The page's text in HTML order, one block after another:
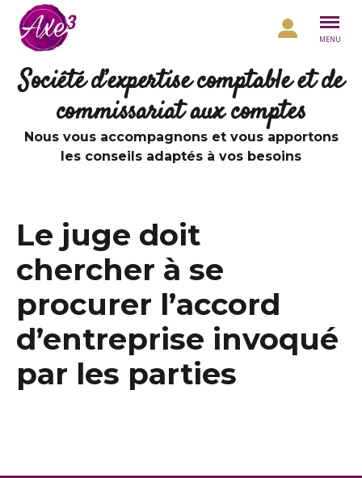
Aller au contenu
MENU
Société d’expertise comptable et de
commissariat aux comptes
Nous vous accompagnons et vous apportons
les conseils adaptés à vos besoins
Le juge doit
chercher à se
procurer l’accord
d’entreprise invoqué
par les parties